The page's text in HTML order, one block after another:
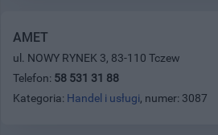
AMET
ul. NOWY RYNEK 3, 83-110 Tczew
Telefon: 58 531 31 88
Kategoria: Handel i usługi, numer: 3087